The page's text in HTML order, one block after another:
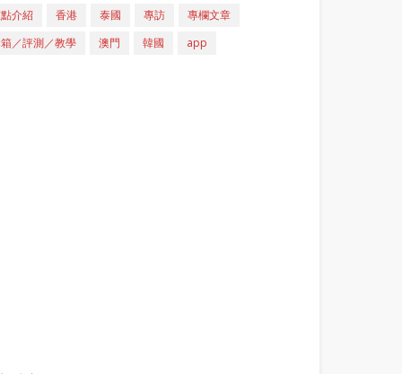
介紹
香港 泰國 專訪
專欄文章
／評測／教學
澳門 韓國 app